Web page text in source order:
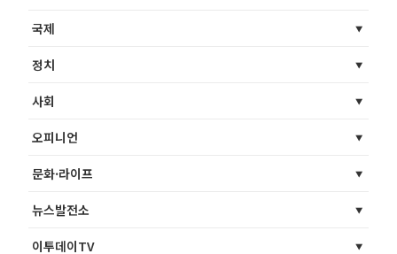
국제
정치
사회
오피니언
문화·라이프
뉴스발전소
이투데이TV